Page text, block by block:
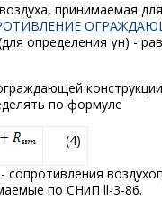
принимаемая
определения γн) -
по формуле
(4)
- сопротивления
по СНиП ll-3-86.